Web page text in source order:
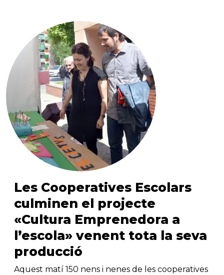
Les Cooperatives Escolars
culminen el projecte
«Cultura Emprenedora a
l’escola» venent tota la seva
producció
Aquest matí 150 nens i nenes de les cooperatives